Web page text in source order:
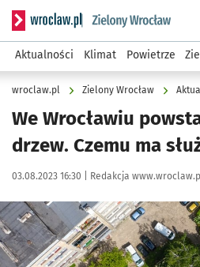
Serwis informacyjny wroclaw.pl
Aktualności Klimat Powietrze
wroclaw.pl Zielony Wrocław
We Wrocławiu
drzew. Czemu ma
Data publikacji:
03.08.2023 16:30 | Autor:
Redakcja
Kliknij, aby zobaczyć galerię